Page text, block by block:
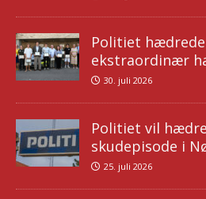
Politiet
ekstraordinær
30. juli 2026
Politiet vil
skudepisode i
25. juli 2026